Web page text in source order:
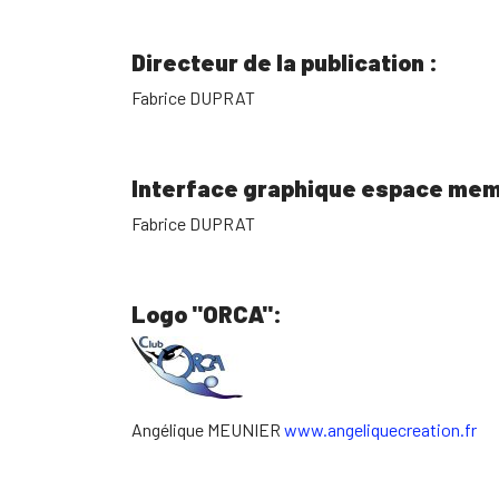
Directeur de la publication :
Fabrice DUPRAT
Interface graphique espace
Fabrice DUPRAT
Logo "ORCA":
Angélique MEUNIER www.angeliquecreation.fr